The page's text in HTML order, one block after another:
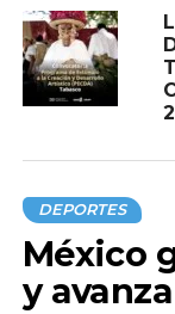
DEPORTES
México
y